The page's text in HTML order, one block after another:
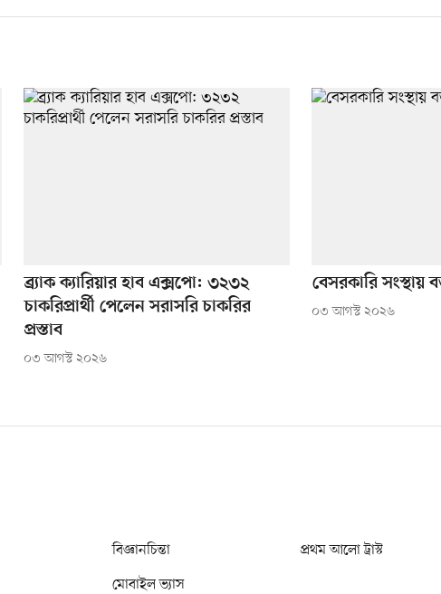
ব্র্যাক ক্যারিয়ার হাব এক্সপো: ৩২৩২
চাকরিপ্রার্থী পেলেন সরাসরি চাকরির
প্রস্তাব
০৩ আগস্ট ২০২৬
বেসরকারি
০৩ আগস্ট ২০২৬
বিজ্ঞানচিন্তা প্রথম আলো ট্রাস্ট
মোবাইল ভ্যাস